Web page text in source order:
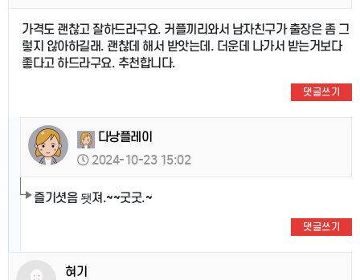
가격도 괜찮고 잘하드라구요. 커플끼리와서 남자친구가 출장은 좀 그
렇지 않아하길래. 괜찮데 해서 받앗는데. 더운데 나가서 받는거보다
좋다고 하드라구요. 추천합니다.
댓글쓰기
다낭플레이
2024-10-23 15:02
즐기셧음 됏져.~~굿굿.~
댓글쓰기
혀기